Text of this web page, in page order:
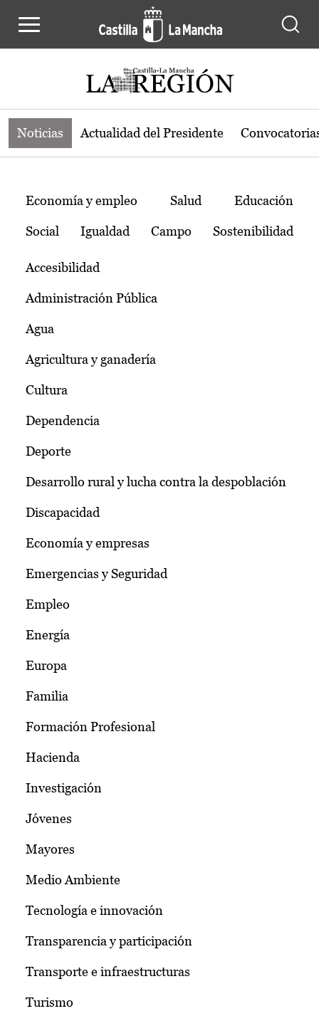
Noticias de la región de Castilla-La
Noticias Actualidad del Presidente
Temas
Economía y empleo Salud Educación
Social Igualdad Campo Sostenibilidad
Accesibilidad
Administración Pública
Agua
Agricultura y ganadería
Cultura
Dependencia
Deporte
Desarrollo rural y lucha contra la despoblación
Discapacidad
Economía y empresas
Emergencias y Seguridad
Empleo
Energía
Europa
Familia
Formación Profesional
Hacienda
Investigación
Jóvenes
Mayores
Medio Ambiente
Tecnología e innovación
Transparencia y participación
Transporte e infraestructuras
Turismo